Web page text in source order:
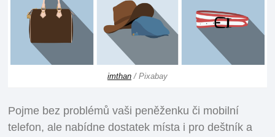
imthan / Pixabay
Pojme bez problémů vaši peněženku či mobilní
telefon, ale nabídne dostatek místa i pro deštník a